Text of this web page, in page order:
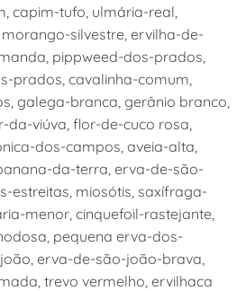
capim-tufo, ulmária-real,
silvestre, ervilha-de-
pippweed-dos-prados,
prados, cavalinha-comum,
galega-branca, gerânio branco,
viúva, flor-de-cuco rosa,
dos-campos, aveia-alta,
da-terra, erva-de-são-
estreitas, miosótis, saxífraga-
menor, cinquefoil-rastejante,
pequena erva-dos-
erva-de-são-joão-brava,
trevo vermelho, ervilhaca